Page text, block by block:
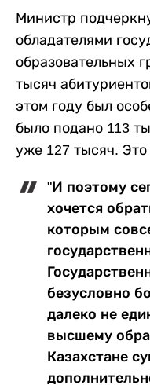
Министр
обладателями
образовательных
тысяч
этом году был
было подано 113
уже 127 тысяч.
"И поэтому
хочется
которым
безусловно
далеко не
высшему
Казахстане